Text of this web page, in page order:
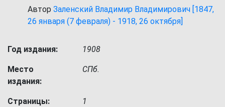
Автор Заленский Владимир Владимирович [1847,
26 января (7 февраля) - 1918, 26 октября]
Год издания: 1908
Место
издания:
СПб.
Страницы: 1